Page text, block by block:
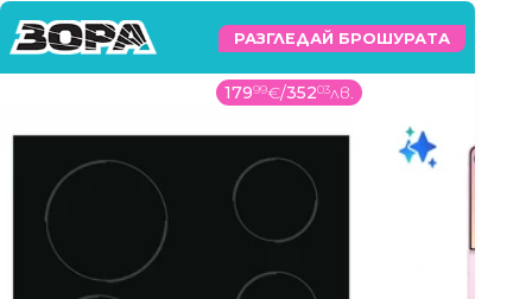
РАЗГЛЕДАЙ БРОШУРАТА
17999€/35203лв.